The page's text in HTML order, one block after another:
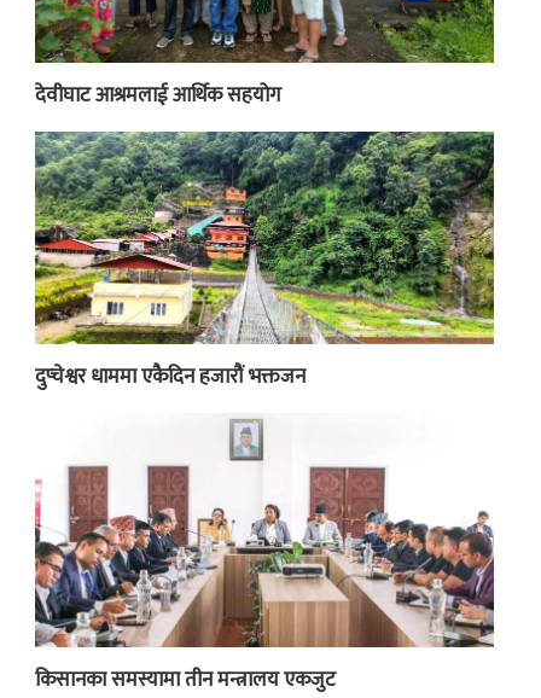
देवीघाट आश्रमलाई आर्थिक सहयोग
दुप्चेश्वर धाममा एकैदिन हजारौं भक्तजन
किसानका समस्यामा तीन मन्त्रालय एकजुट